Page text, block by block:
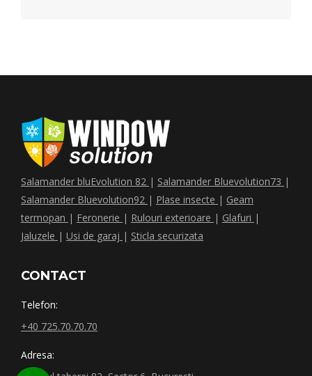
Salamander bluEvolution 82 | Salamander Bluevolution73 |
Salamander Bluevolution92 | Plase insecte | Geam
termopan | Feronerie | Rulouri exterioare | Glafuri |
Jaluzele | Usi de garaj | Sticla securizata
CONTACT
Telefon:
+40 725.70.70.70
Adresa: